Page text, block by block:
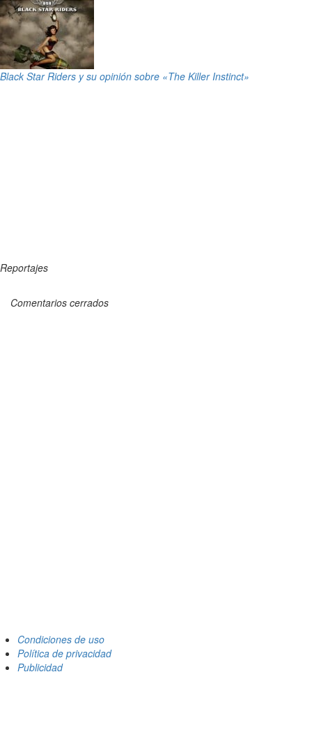
Black Star Riders y su opinión sobre «The Killer Instinct»
Reportajes
Comentarios cerrados
Condiciones de uso
Política de privacidad
Publicidad